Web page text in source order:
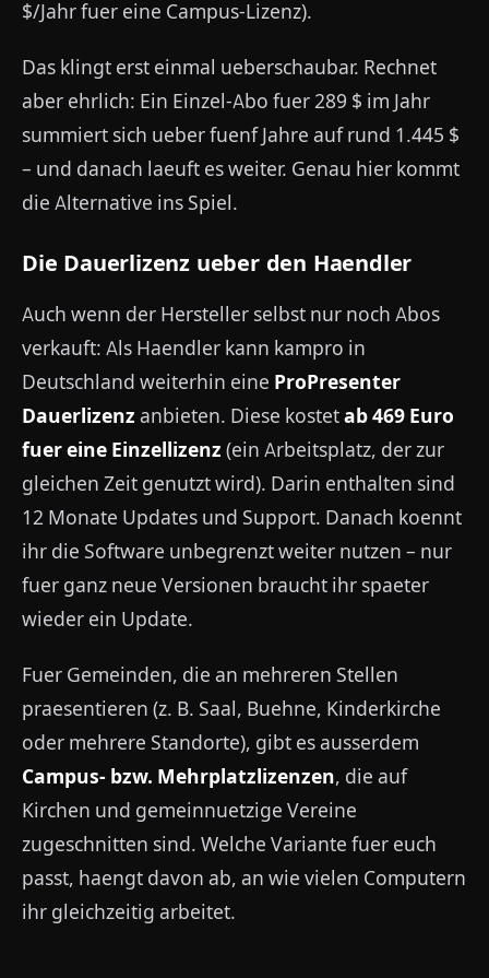
$/Jahr fuer eine Campus-Lizenz).
Das klingt erst einmal ueberschaubar. Rechnet
aber ehrlich: Ein Einzel-Abo fuer 289 $ im Jahr
summiert sich ueber fuenf Jahre auf rund 1.445 $
– und danach laeuft es weiter. Genau hier kommt
die Alternative ins Spiel.
Die Dauerlizenz ueber den Haendler
Auch wenn der Hersteller selbst nur noch Abos
verkauft: Als Haendler kann kampro in
Deutschland weiterhin eine ProPresenter
Dauerlizenz anbieten. Diese kostetab 469 Euro
fuer eine Einzellizenz (ein Arbeitsplatz, der zur
gleichen Zeit genutzt wird). Darin enthalten sind
12 Monate Updates und Support. Danach koennt
ihr die Software unbegrenzt weiter nutzen – nur
fuer ganz neue Versionen braucht ihr spaeter
wieder ein Update.
Fuer Gemeinden, die an mehreren Stellen
praesentieren (z. B. Saal, Buehne, Kinderkirche
oder mehrere Standorte), gibt es ausserdem
Campus- bzw. Mehrplatzlizenzen, die auf
Kirchen und gemeinnuetzige Vereine
zugeschnitten sind. Welche Variante fuer euch
passt, haengt davon ab, an wie vielen Computern
ihr gleichzeitig arbeitet.